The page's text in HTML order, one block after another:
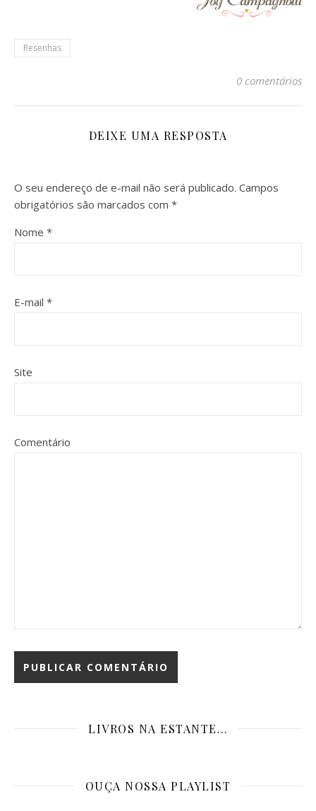
Resenhas
0 comentários
DEIXE UMA RESPOSTA
O seu endereço de e-mail não será publicado. Campos
obrigatórios são marcados com *
Nome *
E-mail *
Site
Comentário
LIVROS NA ESTANTE…
OUÇA NOSSA PLAYLIST